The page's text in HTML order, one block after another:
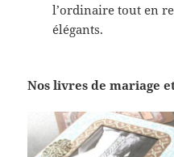
l’ordinaire tout en
élégants.
Nos livres de mariage